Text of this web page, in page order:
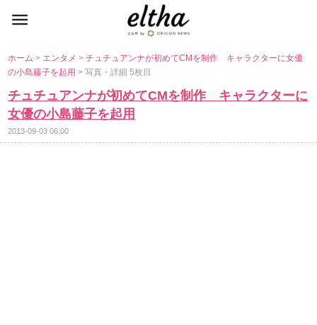
ホーム> エンタメ>チュチュアンナが初めてCMを制作 キャラクターに女優
の小島藤子を起用> 写真・詳細 5枚目
チュチュアンナが初めてCMを制作 キャラクターに
女優の小島藤子を起用
2013-09-03 06:00